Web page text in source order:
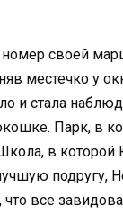
своей
местечко у
и стала
Парк, в
в которой
подругу,
все